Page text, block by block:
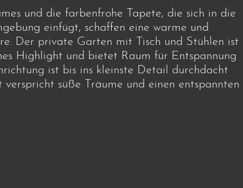
und die farbenfrohe Tapete, die sich in die
einfügt, schaffen eine warme und
Der private Garten mit Tisch und Stühlen ist
Highlight und bietet Raum für Entspannung
ist bis ins kleinste Detail durchdacht
verspricht süße Träume und einen entspannten